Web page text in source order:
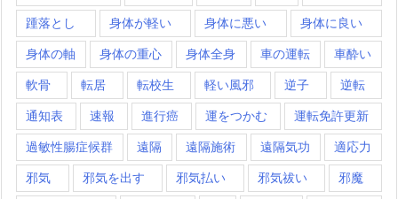
踵落とし 身体が軽い 身体に悪い 身体に良い
身体の軸 身体の重心 身体全身 車の運転 車酔い
軟骨 転居 転校生 軽い風邪 逆子 逆転
通知表 速報 進行癌 運をつかむ 運転免許更新
過敏性腸症候群 遠隔 遠隔施術 遠隔気功 適応力
邪気 邪気を出す 邪気払い 邪気祓い 邪魔